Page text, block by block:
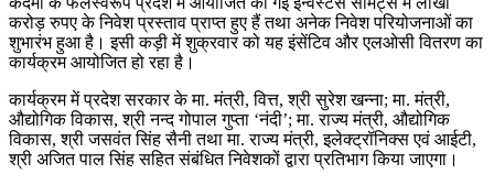
करोड़ रुपए के निवेश प्रस्ताव प्राप्त हुए हैं तथा अनेक निवेश परियोजनाओं का
शुभारंभ हुआ है। इसी कड़ी में शुक्रवार को यह इंसेंटिव और एलओसी वितरण का
कार्यक्रम आयोजित हो रहा है।
कार्यक्रम में प्रदेश सरकार के मा. मंत्री, वित्त, श्री सुरेश खन्ना; मा. मंत्री,
औद्योगिक विकास, श्री नन्द गोपाल गुप्ता ‘नंदी’; मा. राज्य मंत्री, औद्योगिक
विकास, श्री जसवंत सिंह सैनी तथा मा. राज्य मंत्री, इलेक्ट्रॉनिक्स एवं आईटी,
श्री अजित पाल सिंह सहित संबंधित निवेशकों द्वारा प्रतिभाग किया जाएगा।